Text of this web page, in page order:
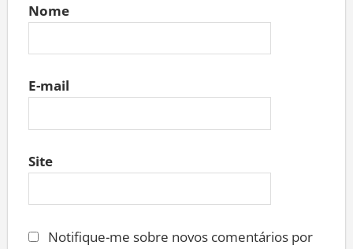
Nome
E-mail
Site
Notifique-me sobre novos comentários por